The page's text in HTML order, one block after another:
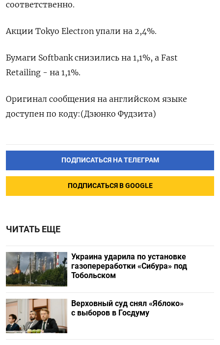
соответственно.
Акции Tokyo Electron упали на 2,4%.
Бумаги Softbank снизились на 1,1%, а Fast
Retailing - на 1,1%.
Оригинал сообщения на английском языке
доступен по коду: ​ (Дзюнко Фудзита)
ПОДПИСАТЬСЯ НА ТЕЛЕГРАМ
ПОДПИСАТЬСЯ В GOOGLE
ЧИТАТЬ ЕЩЕ
Украина ударила по установке
газопереработки «Сибура» под
Тобольском
Верховный суд снял «Яблоко»
с выборов в Госдуму